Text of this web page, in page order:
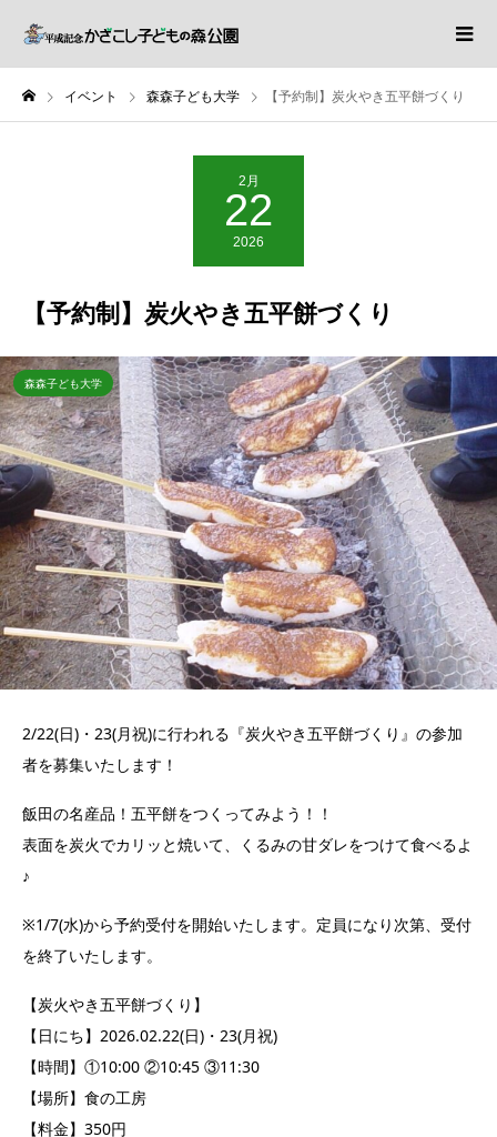
イベント 森森子ども大学 【予約制】炭火やき五平餅づくり
2月
22
2026
【予約制】炭火やき五平餅づくり
森森子ども大学
2/22(日)・23(月祝)に行われる『炭火やき五平餅づくり』の参加
者を募集いたします！
飯田の名産品！五平餅をつくってみよう！！
表面を炭火でカリッと焼いて、くるみの甘ダレをつけて食べるよ
♪
※1/7(水)から予約受付を開始いたします。定員になり次第、受付
を終了いたします。
【炭火やき五平餅づくり】
【日にち】2026.02.22(日)・23(月祝)
【時間】①10:00 ②10:45 ③11:30
【場所】食の工房
【料金】350円